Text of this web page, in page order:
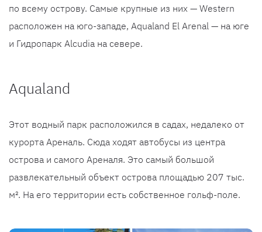
по всему острову. Самые крупные из них — Western
расположен на юго-западе, Aqualand El Arenal — на юге
и Гидропарк Alcudia на севере.
Aqualand
Этот водный парк расположился в садах, недалеко от
курорта Ареналь. Сюда ходят автобусы из центра
острова и самого Ареналя. Это самый большой
развлекательный объект острова площадью 207 тыс.
м². На его территории есть собственное гольф-поле.